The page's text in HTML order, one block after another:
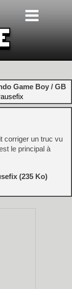
Game Boy / GB
corriger un truc vu
le principal à
(235 Ko)